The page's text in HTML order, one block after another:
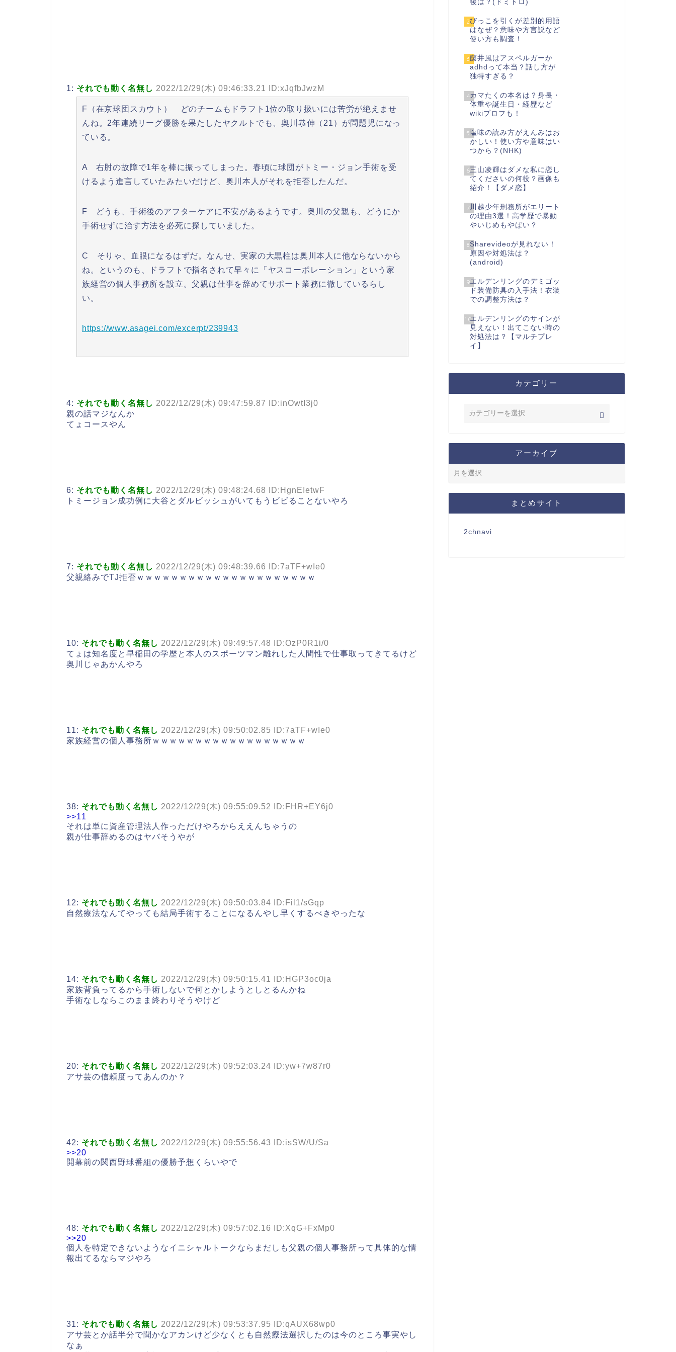
1: それでも動く名無し 2022/12/29(木) 09:46:33.21 ID:xJqfbJwzM
F（在京球団スカウト） どのチームもドラフト1位の取り扱いには苦労が絶えませ
んね。2年連続リーグ優勝を果たしたヤクルトでも、奥川恭伸（21）が問題児になっ
ている。
A 右肘の故障で1年を棒に振ってしまった。春頃に球団がトミー・ジョン手術を受
けるよう進言していたみたいだけど、奥川本人がそれを拒否したんだ。
F どうも、手術後のアフターケアに不安があるようです。奥川の父親も、どうにか
手術せずに治す方法を必死に探していました。
C そりゃ、血眼になるはずだ。なんせ、実家の大黒柱は奥川本人に他ならないから
ね。というのも、ドラフトで指名されて早々に「ヤスコーポレーション」という家
族経営の個人事務所を設立。父親は仕事を辞めてサポート業務に徹しているらし
い。
https://www.asagei.com/excerpt/239943
4: それでも動く名無し 2022/12/29(木) 09:47:59.87 ID:inOwtI3j0
親の話マジなんか
てょコースやん
6: それでも動く名無し 2022/12/29(木) 09:48:24.68 ID:HgnEIetwF
トミージョン成功例に大谷とダルビッシュがいてもうビビることないやろ
7: それでも動く名無し 2022/12/29(木) 09:48:39.66 ID:7aTF+wIe0
父親絡みでTJ拒否ｗｗｗｗｗｗｗｗｗｗｗｗｗｗｗｗｗｗｗｗｗ
10: それでも動く名無し 2022/12/29(木) 09:49:57.48 ID:OzP0R1i/0
てょは知名度と早稲田の学歴と本人のスポーツマン離れした人間性で仕事取ってきてるけど
奥川じゃあかんやろ
11: それでも動く名無し 2022/12/29(木) 09:50:02.85 ID:7aTF+wIe0
家族経営の個人事務所ｗｗｗｗｗｗｗｗｗｗｗｗｗｗｗｗｗｗ
38: それでも動く名無し 2022/12/29(木) 09:55:09.52 ID:FHR+EY6j0
>>11
それは単に資産管理法人作っただけやろからええんちゃうの
親が仕事辞めるのはヤバそうやが
12: それでも動く名無し 2022/12/29(木) 09:50:03.84 ID:Fil1/sGqp
自然療法なんてやっても結局手術することになるんやし早くするべきやったな
14: それでも動く名無し 2022/12/29(木) 09:50:15.41 ID:HGP3oc0ja
家族背負ってるから手術しないで何とかしようとしとるんかね
手術なしならこのまま終わりそうやけど
20: それでも動く名無し 2022/12/29(木) 09:52:03.24 ID:yw+7w87r0
アサ芸の信頼度ってあんのか？
42: それでも動く名無し 2022/12/29(木) 09:55:56.43 ID:isSW/U/Sa
>>20
開幕前の関西野球番組の優勝予想くらいやで
48: それでも動く名無し 2022/12/29(木) 09:57:02.16 ID:XqG+FxMp0
>>20
個人を特定できないようなイニシャルトークならまだしも父親の個人事務所って具体的な情
報出てるならマジやろ
31: それでも動く名無し 2022/12/29(木) 09:53:37.95 ID:qAUX68wp0
アサ芸とか話半分で聞かなアカンけど少なくとも自然療法選択したのは今のところ事実やし
なぁ
後は？(ドミトロ)
2びっこを引くが差別的用語
はなぜ？意味や方言説など
使い方も調査！
3藤井風はアスペルガーか
adhdって本当？話し方が
独特すぎる？
4カマたくの本名は？身長・
体重や誕生日・経歴など
wikiプロフも！
5塩味の読み方がえんみはお
かしい！使い方や意味はい
つから？(NHK)
6三山凌輝はダメな私に恋し
てくださいの何役？画像も
紹介！【ダメ恋】
7川越少年刑務所がエリート
の理由3選！高学歴で暴動
やいじめもやばい？
8Sharevideoが見れない！
原因や対処法は？
(android)
9エルデンリングのデミゴッ
ド装備防具の入手法！衣装
での調整方法は？
10エルデンリングのサインが
見えない！出てこない時の
対処法は？【マルチプレ
イ】
カテゴリー
アーカイブ
まとめサイト
2chnavi